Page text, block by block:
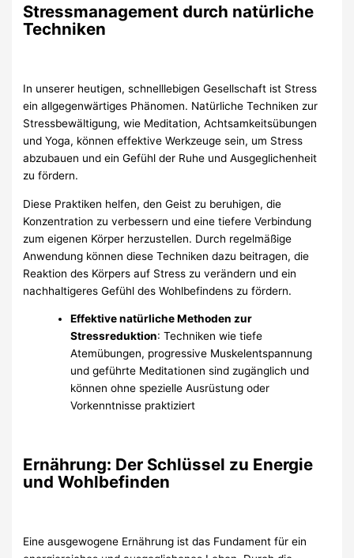
Stressmanagement durch natürliche
Techniken
In unserer heutigen, schnelllebigen Gesellschaft ist Stress
ein allgegenwärtiges Phänomen. Natürliche Techniken zur
Stressbewältigung, wie Meditation, Achtsamkeitsübungen
und Yoga, können effektive Werkzeuge sein, um Stress
abzubauen und ein Gefühl der Ruhe und Ausgeglichenheit
zu fördern.
Diese Praktiken helfen, den Geist zu beruhigen, die
Konzentration zu verbessern und eine tiefere Verbindung
zum eigenen Körper herzustellen. Durch regelmäßige
Anwendung können diese Techniken dazu beitragen, die
Reaktion des Körpers auf Stress zu verändern und ein
nachhaltigeres Gefühl des Wohlbefindens zu fördern.
Effektive natürliche Methoden zur
Stressreduktion: Techniken wie tiefe
Atemübungen, progressive Muskelentspannung
und geführte Meditationen sind zugänglich und
können ohne spezielle Ausrüstung oder
Vorkenntnisse praktiziert
Ernährung: Der Schlüssel zu Energie
und Wohlbefinden
Eine ausgewogene Ernährung ist das Fundament für ein